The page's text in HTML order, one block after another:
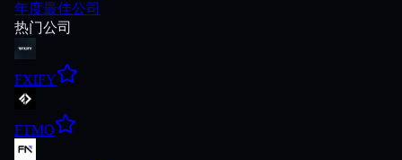
年度最佳公司
热门公司
FXIFY
FTMO